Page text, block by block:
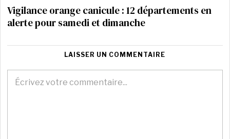
Vigilance orange canicule : 12 départements en
alerte pour samedi et dimanche
LAISSER UN COMMENTAIRE